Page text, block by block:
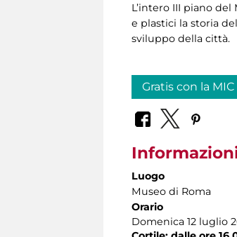
L’intero III piano
e plastici la storia
sviluppo della città.
Gratis con la MIC
Luogo
Museo di Roma
Orario
Domenica 12 luglio